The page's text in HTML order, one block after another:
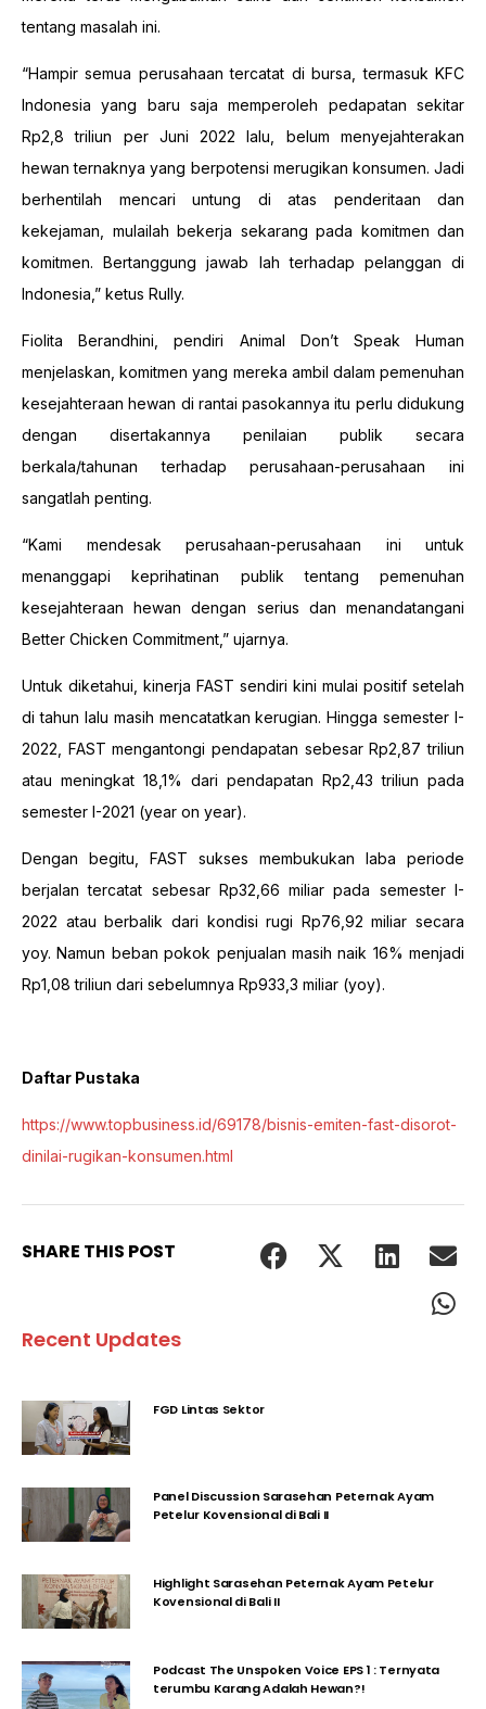
tentang masalah ini.
“Hampir semua perusahaan tercatat di bursa, termasuk KFC
Indonesia yang baru saja memperoleh pedapatan sekitar
Rp2,8 triliun per Juni 2022 lalu, belum menyejahterakan
hewan ternaknya yang berpotensi merugikan konsumen. Jadi
berhentilah mencari untung di atas penderitaan dan
kekejaman, mulailah bekerja sekarang pada komitmen dan
komitmen. Bertanggung jawab lah terhadap pelanggan di
Indonesia,” ketus Rully.
Fiolita Berandhini, pendiri Animal Don’t Speak Human
menjelaskan, komitmen yang mereka ambil dalam pemenuhan
kesejahteraan hewan di rantai pasokannya itu perlu didukung
dengan disertakannya penilaian publik secara
berkala/tahunan terhadap perusahaan-perusahaan ini
sangatlah penting.
“Kami mendesak perusahaan-perusahaan ini untuk
menanggapi keprihatinan publik tentang pemenuhan
kesejahteraan hewan dengan serius dan menandatangani
Better Chicken Commitment,” ujarnya.
Untuk diketahui, kinerja FAST sendiri kini mulai positif setelah
di tahun lalu masih mencatatkan kerugian. Hingga semester I-
2022, FAST mengantongi pendapatan sebesar Rp2,87 triliun
atau meningkat 18,1% dari pendapatan Rp2,43 triliun pada
semester I-2021 (year on year).
Dengan begitu, FAST sukses membukukan laba periode
berjalan tercatat sebesar Rp32,66 miliar pada semester I-
2022 atau berbalik dari kondisi rugi Rp76,92 miliar secara
yoy. Namun beban pokok penjualan masih naik 16% menjadi
Rp1,08 triliun dari sebelumnya Rp933,3 miliar (yoy).
Daftar Pustaka
https://www.topbusiness.id/69178/bisnis-emiten-fast-disorot-
dinilai-rugikan-konsumen.html
SHARE THIS POST
Recent Updates
FGD Lintas Sektor
Panel Discussion Sarasehan Peternak Ayam
Petelur Kovensional di Bali II
Highlight Sarasehan Peternak Ayam Petelur
Kovensional di Bali II
Podcast The Unspoken Voice EPS 1 : Ternyata
terumbu Karang Adalah Hewan?!